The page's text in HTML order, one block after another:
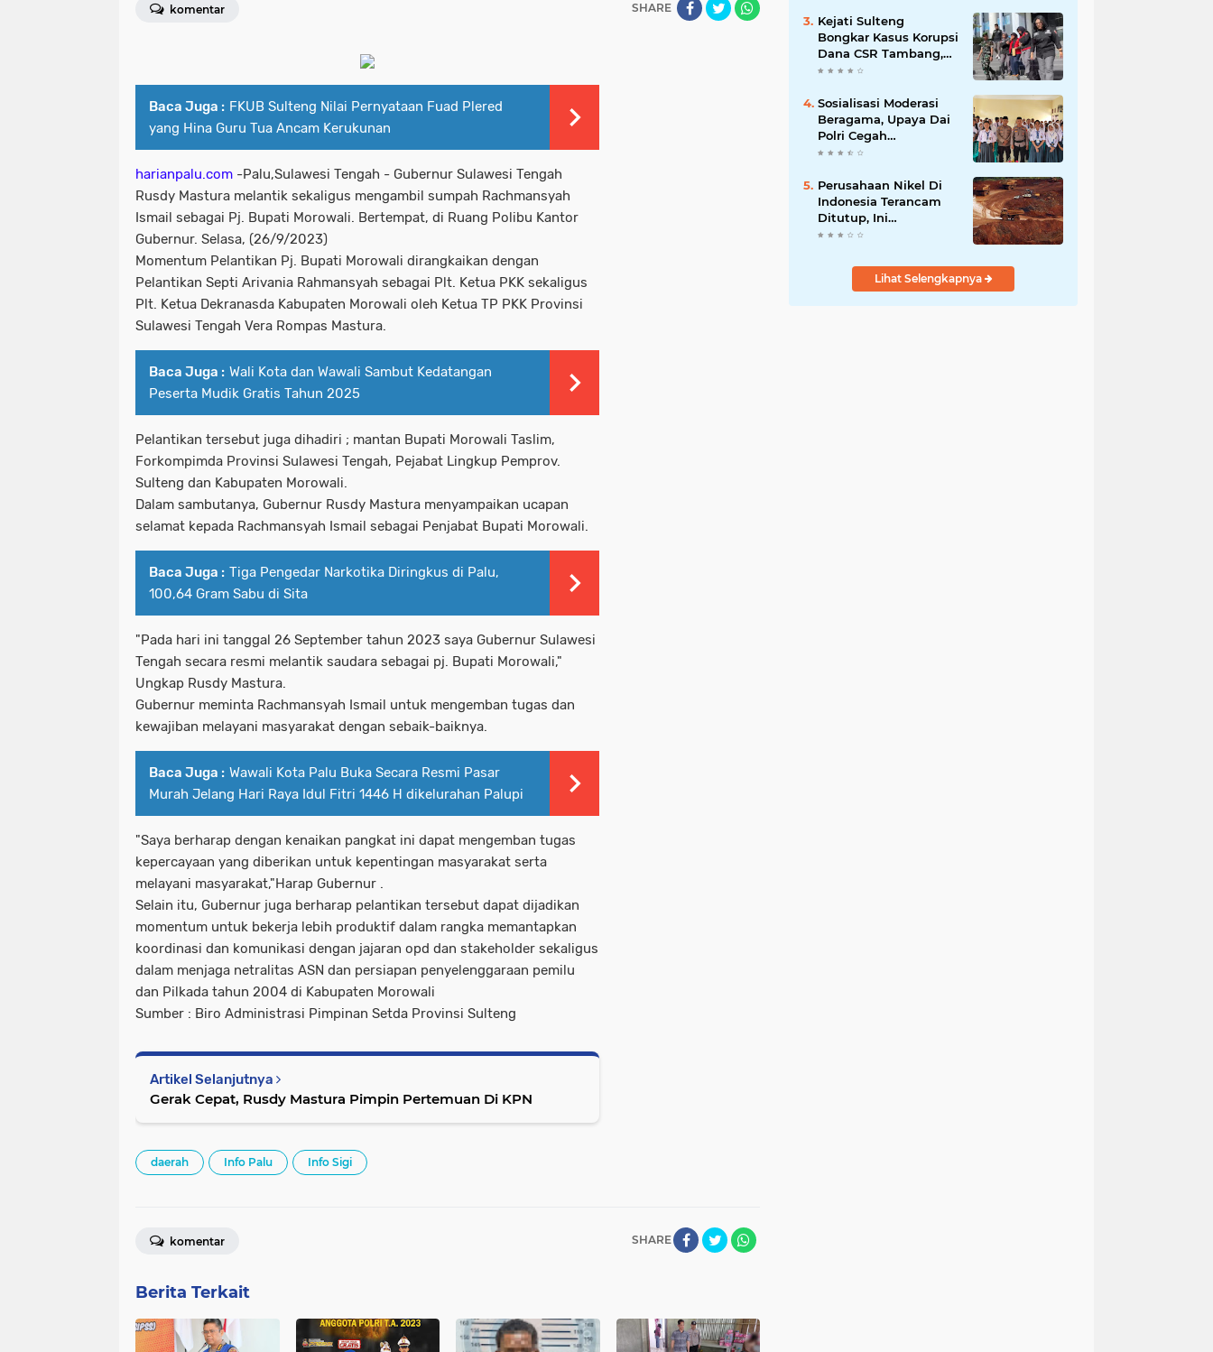
komentar SHARE
Baca Juga : FKUB Sulteng Nilai Pernyataan Fuad Plered
yang Hina Guru Tua Ancam Kerukunan
harianpalu.com -Palu,Sulawesi Tengah - Gubernur Sulawesi Tengah
Rusdy Mastura melantik sekaligus mengambil sumpah Rachmansyah
Ismail sebagai Pj. Bupati Morowali. Bertempat, di Ruang Polibu Kantor
Gubernur. Selasa, (26/9/2023)
Momentum Pelantikan Pj. Bupati Morowali dirangkaikan dengan
Pelantikan Septi Arivania Rahmansyah sebagai Plt. Ketua PKK sekaligus
Plt. Ketua Dekranasda Kabupaten Morowali oleh Ketua TP PKK Provinsi
Sulawesi Tengah Vera Rompas Mastura.
Baca Juga : Wali Kota dan Wawali Sambut Kedatangan
Peserta Mudik Gratis Tahun 2025
Pelantikan tersebut juga dihadiri ; mantan Bupati Morowali Taslim,
Forkompimda Provinsi Sulawesi Tengah, Pejabat Lingkup Pemprov.
Sulteng dan Kabupaten Morowali.
Dalam sambutanya, Gubernur Rusdy Mastura menyampaikan ucapan
selamat kepada Rachmansyah Ismail sebagai Penjabat Bupati Morowali.
Baca Juga : Tiga Pengedar Narkotika Diringkus di Palu,
100,64 Gram Sabu di Sita
"Pada hari ini tanggal 26 September tahun 2023 saya Gubernur Sulawesi
Tengah secara resmi melantik saudara sebagai pj. Bupati Morowali,"
Ungkap Rusdy Mastura.
Gubernur meminta Rachmansyah Ismail untuk mengemban tugas dan
kewajiban melayani masyarakat dengan sebaik-baiknya.
Baca Juga : Wawali Kota Palu Buka Secara Resmi Pasar
Murah Jelang Hari Raya Idul Fitri 1446 H dikelurahan Palupi
"Saya berharap dengan kenaikan pangkat ini dapat mengemban tugas
kepercayaan yang diberikan untuk kepentingan masyarakat serta
melayani masyarakat,"Harap Gubernur .
Selain itu, Gubernur juga berharap pelantikan tersebut dapat dijadikan
momentum untuk bekerja lebih produktif dalam rangka memantapkan
koordinasi dan komunikasi dengan jajaran opd dan stakeholder sekaligus
dalam menjaga netralitas ASN dan persiapan penyelenggaraan pemilu
dan Pilkada tahun 2004 di Kabupaten Morowali
Sumber : Biro Administrasi Pimpinan Setda Provinsi Sulteng
Artikel Selanjutnya
Gerak Cepat, Rusdy Mastura Pimpin Pertemuan Di KPN
daerah Info Palu Info Sigi
SHARE
komentar
Berita Terkait
Kejati Sulteng
Bongkar Kasus Korupsi
Dana CSR Tambang,
Sekdes Tamainusi Ikut
Sosialisasi Moderasi
Beragama, Upaya Dai
Polri Cegah
Radikalisme di
Perusahaan Nikel Di
Indonesia Terancam
Ditutup, Ini
Pernyataan Luhut
Lihat Selengkapnya